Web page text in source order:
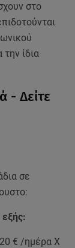
στο
ίδια
- Δείτε
σε
εξής:
€ /ημέρα Χ